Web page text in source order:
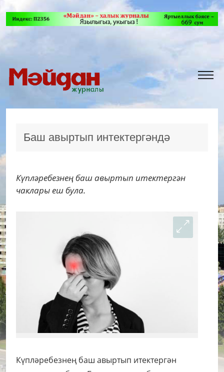
Баш авыртып интектергәндә
Күпләребезнең баш авыртып итектергән
чаклары еш була.
Күпләребезнең баш авыртып итектергән